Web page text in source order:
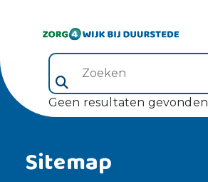
Zoeken (veld 5)
Geen resultaten gevonden
Sitemap